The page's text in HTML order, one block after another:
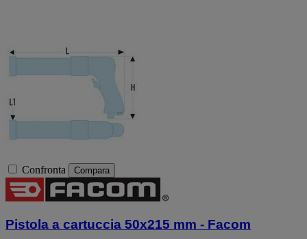
Confronta Compara
Pistola a cartuccia 50x215 mm - Facom